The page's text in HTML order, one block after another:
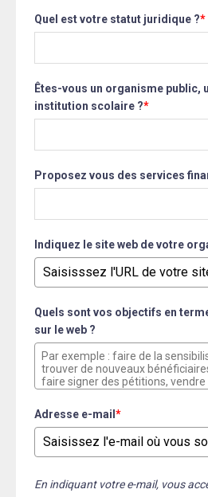
Quel est votre statut juridique ?*
Êtes-vous un organisme public,
institution scolaire ?*
Proposez vous des services
Indiquez le site web de votre
Quels sont vos objectifs en
sur le web ?
Adresse e-mail*
En indiquant votre e-mail, vous